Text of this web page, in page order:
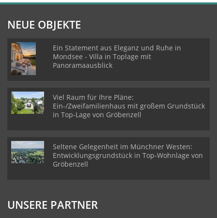
NEUE OBJEKTE
Ein Statement aus Eleganz und Ruhe in
Mondsee - Villa in Toplage mit
Panoramaausblick
Viel Raum für Ihre Pläne:
Ein-/Zweifamilienhaus mit großem Grundstück
in Top-Lage von Gröbenzell
Seltene Gelegenheit im Münchner Westen:
Entwicklungsgrundstück in Top-Wohnlage von
Gröbenzell
UNSERE PARTNER